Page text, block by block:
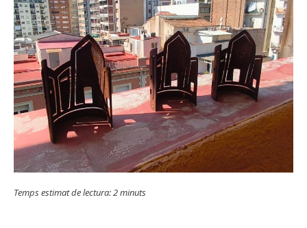
Temps estimat de lectura:2minuts